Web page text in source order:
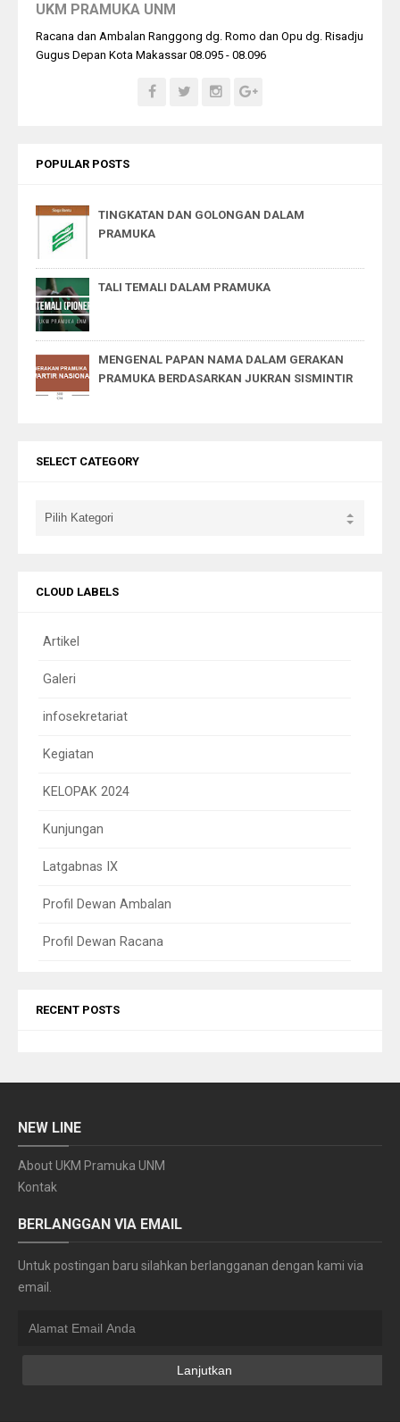
UKM PRAMUKA UNM
Racana dan Ambalan Ranggong dg. Romo dan Opu dg. Risadju
Gugus Depan Kota Makassar 08.095 - 08.096
POPULAR POSTS
TINGKATAN DAN GOLONGAN DALAM
PRAMUKA
TALI TEMALI DALAM PRAMUKA
MENGENAL PAPAN NAMA DALAM GERAKAN
PRAMUKA BERDASARKAN JUKRAN SISMINTIR
SELECT CATEGORY
CLOUD LABELS
Artikel
Galeri
infosekretariat
Kegiatan
KELOPAK 2024
Kunjungan
Latgabnas IX
Profil Dewan Ambalan
Profil Dewan Racana
RECENT POSTS
NEW LINE
About UKM Pramuka UNM
Kontak
BERLANGGAN VIA EMAIL
Untuk postingan baru silahkan berlangganan dengan kami via
email.